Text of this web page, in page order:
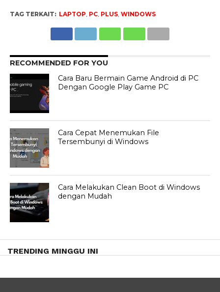
TAG TERKAIT: LAPTOP, PC, PLUS, WINDOWS
RECOMMENDED FOR YOU
Cara Baru Bermain Game Android di PC
Dengan Google Play Game PC
Cara Cepat Menemukan File
Tersembunyi di Windows
Cara Melakukan Clean Boot di Windows
dengan Mudah
TRENDING MINGGU INI